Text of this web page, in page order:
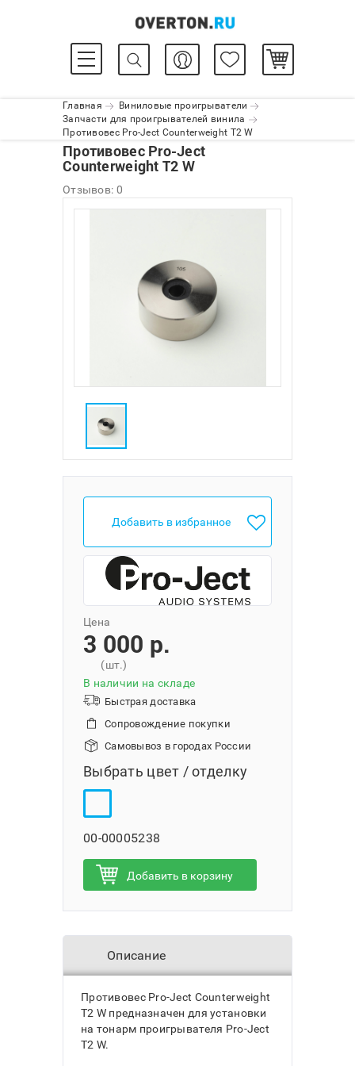
Главная
Виниловые проигрыватели
Запчасти для проигрывателей винила
Противовес Pro-Ject Сounterweight T2 W
Противовес Pro-Ject
Сounterweight T2 W
Отзывов: 0
Добавить в избранное
Цена
3 000 p.
(шт.)
В наличии на складе
Быстрая доставка
Сопровождение покупки
Самовывоз в городах России
Выбрать цвет / отделку
00-00005238
Добавить в корзину
Описание
Противовес Pro-Ject Сounterweight
T2 W предназначен для установки
на тонарм проигрывателя Pro-Ject
T2 W.